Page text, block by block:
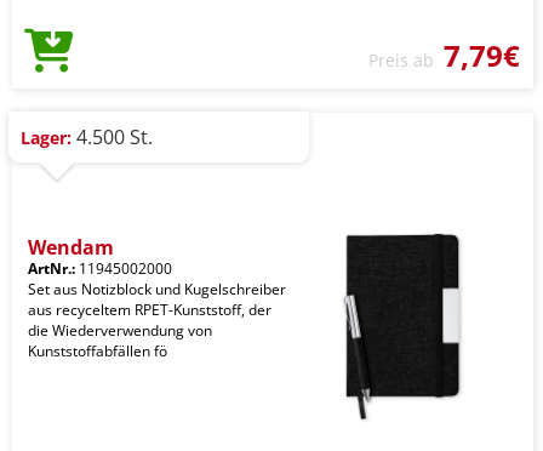
Preis ab 7,79€
Lager: 4.500 St.
Wendam
ArtNr.: 11945002000
Set aus Notizblock und Kugelschreiber
aus recyceltem RPET-Kunststoff, der
die Wiederverwendung von
Kunststoffabfällen fö